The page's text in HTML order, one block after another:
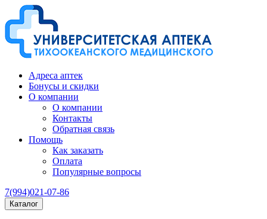
Адреса аптек
Бонусы и скидки
О компании
О компании
Контакты
Обратная связь
Помощь
Как заказать
Оплата
Популярные вопросы
7(994)021-07-86
Каталог